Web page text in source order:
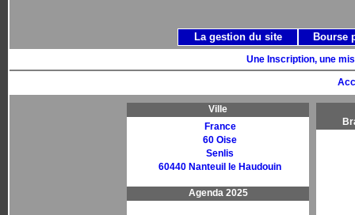
Une Inscription, une
Ville
France
60 Oise
Senlis
60440 Nanteuil le Haudouin
Agenda 2025
La gestion du site Bourse